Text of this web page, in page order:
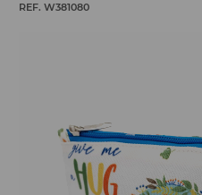
REF. W381080